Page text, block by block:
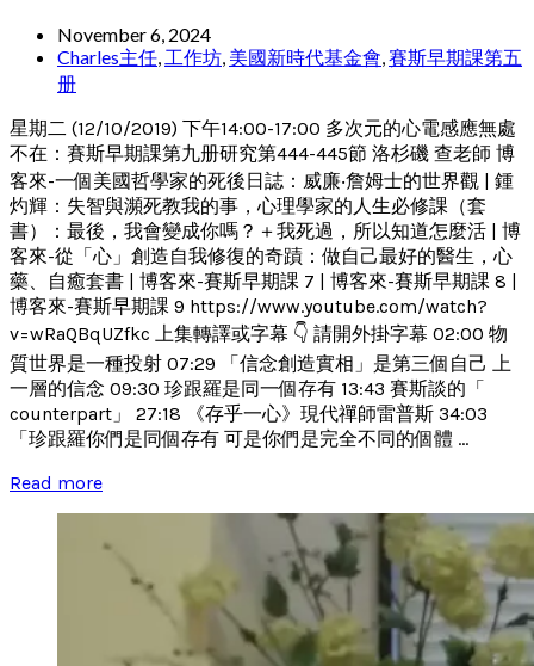
November 6, 2024
Charles主任 工作坊 美國新時代基金會 賽斯早期課第五
册
星期二 (12/10/2019) 下午14:00-17:00 多次元的心電感應無處
不在：賽斯早期課第九册研究第444-445節 洛杉磯 查老師 博
客來-一個美國哲學家的死後日誌：威廉‧詹姆士的世界觀 | 鍾
灼輝：失智與瀕死教我的事，心理學家的人生必修課（套
書）：最後，我會變成你嗎？＋我死過，所以知道怎麼活 | 博
客來-從「心」創造自我修復的奇蹟：做自己最好的醫生，心
藥、自癒套書 | 博客來-賽斯早期課 7 | 博客來-賽斯早期課 8 |
博客來-賽斯早期課 9 https://www.youtube.com/watch?
v=wRaQBqUZfkc 上集轉譯或字幕 👇 請開外掛字幕 02:00 物
質世界是一種投射 07:29 「信念創造實相」是第三個自己 上
一層的信念 09:30 珍跟羅是同一個存有 13:43 賽斯談的「
counterpart」 27:18 《存乎一心》現代禪師雷普斯 34:03
「珍跟羅你們是同個存有 可是你們是完全不同的個體 ...
Read more